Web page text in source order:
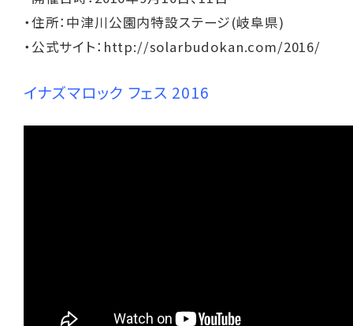
・住所：中津川公園内特設ステージ(岐阜県)
・公式サイト： http://solarbudokan.com/2016/
イナズマロック フェス 2016